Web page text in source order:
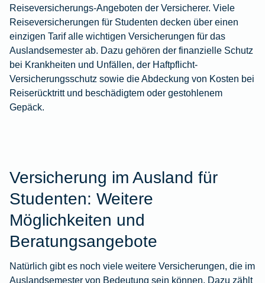
Reiseversicherungs-Angeboten der Versicherer. Viele
Reiseversicherungen für Studenten decken über einen
einzigen Tarif alle wichtigen Versicherungen für das
Auslandsemester ab. Dazu gehören der finanzielle Schutz
bei Krankheiten und Unfällen, der Haftpflicht-
Versicherungsschutz sowie die Abdeckung von Kosten bei
Reiserücktritt und beschädigtem oder gestohlenem
Gepäck.
Versicherung im Ausland für
Studenten: Weitere
Möglichkeiten und
Beratungsangebote
Natürlich gibt es noch viele weitere Versicherungen, die im
Auslandsemester von Bedeutung sein können. Dazu zählt